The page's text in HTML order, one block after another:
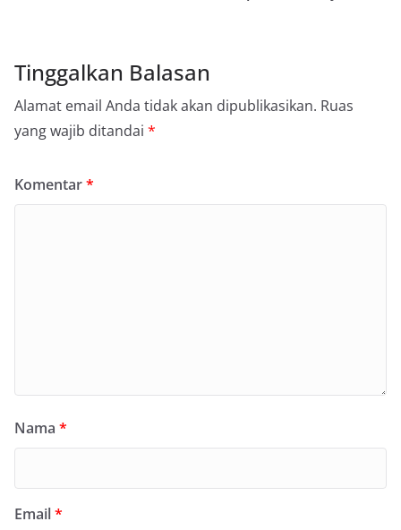
Tinggalkan Balasan
Alamat email Anda tidak akan dipublikasikan. Ruas
yang wajib ditandai *
Komentar*
Nama *
Email*